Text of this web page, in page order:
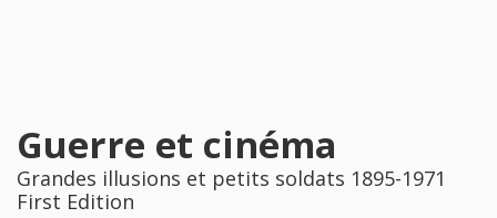
Guerre et cinéma
Grandes illusions et petits soldats 1895-1971
First Edition